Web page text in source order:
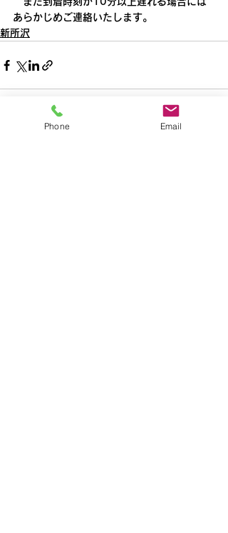
あらかじめご連絡いたします。
新所沢
Phone Email